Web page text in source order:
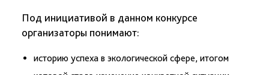
Под инициативой в данном конкурсе
организаторы понимают:
историю успеха в экологической сфере, итогом